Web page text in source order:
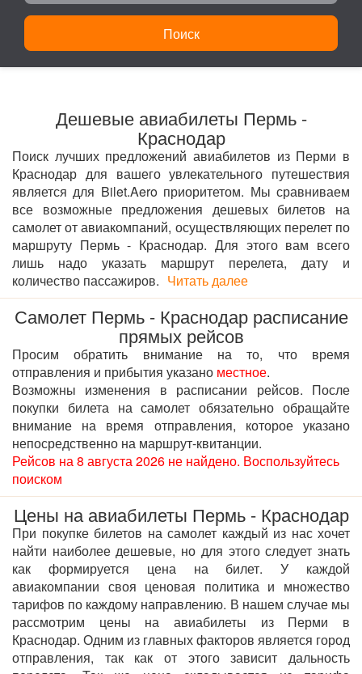
Поиск
Дешевые авиабилеты Пермь -
Краснодар
Поиск лучших предложений авиабилетов из Перми в
Краснодар для вашего увлекательного путешествия
является для Bilet.Aero приоритетом. Мы сравниваем
все возможные предложения дешевых билетов на
самолет от авиакомпаний, осуществляющих перелет по
маршруту Пермь - Краснодар. Для этого вам всего
лишь надо указать маршрут перелета, дату и
количество пассажиров. Читать далее
Самолет Пермь - Краснодар расписание
прямых рейсов
Просим обратить внимание на то, что время
отправления и прибытия указано местное.
Возможны изменения в расписании рейсов. После
покупки билета на самолет обязательно обращайте
внимание на время отправления, которое указано
непосредственно на маршрут-квитанции.
Рейсов на 8 августа 2026 не найдено. Воспользуйтесь
поиском
Цены на авиабилеты Пермь - Краснодар
При покупке билетов на самолет каждый из нас хочет
найти наиболее дешевые, но для этого следует знать
как формируется цена на билет. У каждой
авиакомпании своя ценовая политика и множество
тарифов по каждому направлению. В нашем случае мы
рассмотрим цены на авиабилеты из Перми в
Краснодар. Одним из главных факторов является город
отправления, так как от этого зависит дальность